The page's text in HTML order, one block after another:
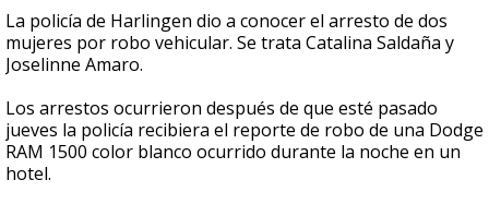
seconds
of
24
seconds
La policía de Harlingen dio a conocer el arresto de dos
mujeres por robo vehicular. Se trata Catalina Saldaña y
Joselinne Amaro.
Los arrestos ocurrieron después de que esté pasado
jueves la policía recibiera el reporte de robo de una Dodge
RAM 1500 color blanco ocurrido durante la noche en un
hotel.